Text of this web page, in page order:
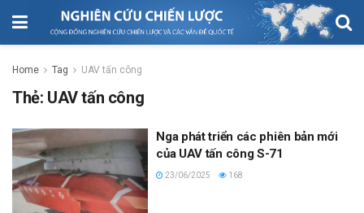
Home Tag UAV tấn công
Thẻ: UAV tấn công
Nga phát triển các phiên bản mới
của UAV tấn công S-71
23/06/2025 168